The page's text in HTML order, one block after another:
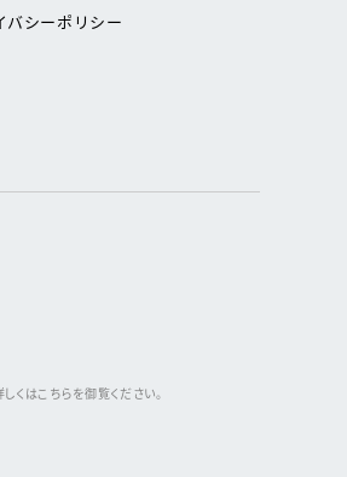
バシーポリシー
はこちらを御覧ください。